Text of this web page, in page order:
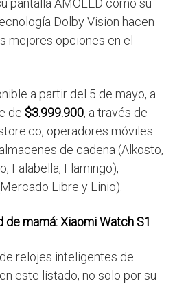
pantalla AMOLED como su
Dolby Vision hacen
mejores opciones en el
a partir del 5 de mayo, a
de $3.999.900, a través de
operadores móviles
de cadena (Alkosto,
Falabella, Flamingo),
Libre y Linio).
de mamá: Xiaomi Watch S1
relojes inteligentes de
este listado, no solo por su